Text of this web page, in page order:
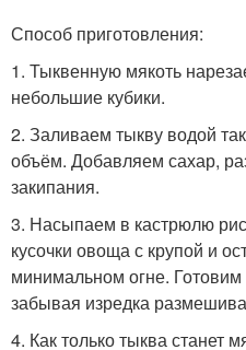
Способ приготовления:
1. Тыквенную мякоть
небольшие кубики.
2. Заливаем тыкву водой
объём. Добавляем сахар,
закипания.
3. Насыпаем в кастрюлю
кусочки овоща с крупой и
минимальном огне.
забывая изредка
4. Как только тыква станет